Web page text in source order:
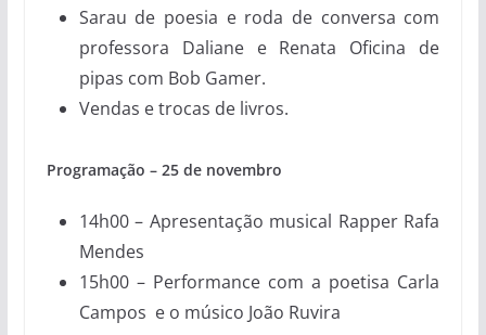
Sarau de poesia e roda de conversa com
professora Daliane e Renata Oficina de
pipas com Bob Gamer.
Vendas e trocas de livros.
Programação – 25 de novembro
14h00 – Apresentação musical Rapper Rafa
Mendes
15h00 – Performance com a poetisa Carla
Campos e o músico João Ruvira